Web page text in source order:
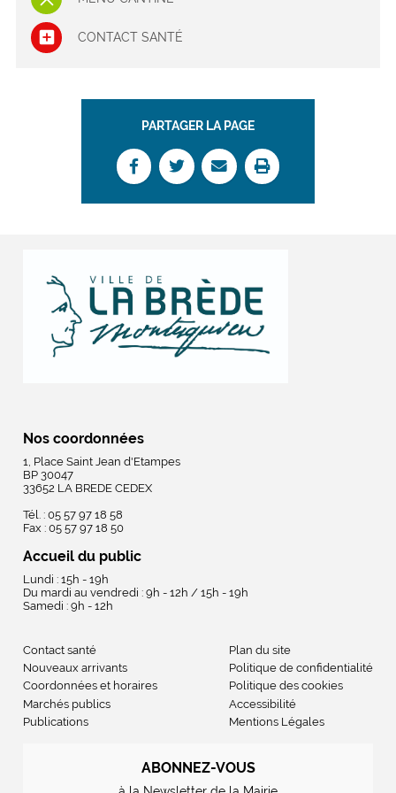
CONTACT SANTÉ
PARTAGER LA PAGE
Nos coordonnées
1, Place Saint Jean d'Etampes
BP 30047
33652 LA BREDE CEDEX
Tél. : 05 57 97 18 58
Fax : 05 57 97 18 50
Accueil du public
Lundi : 15h - 19h
Du mardi au vendredi : 9h - 12h / 15h - 19h
Samedi : 9h - 12h
Contact santé
Nouveaux arrivants
Coordonnées et horaires
Marchés publics
Publications
Plan du site
Politique de confidentialité
Politique des cookies
Accessibilité
Mentions Légales
ABONNEZ-VOUS